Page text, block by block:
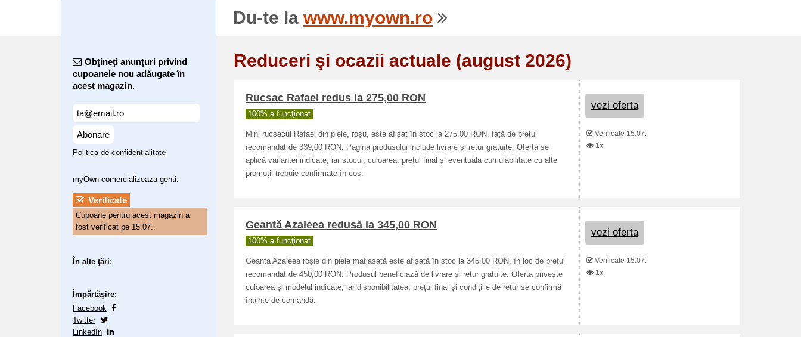
Du-te la www.myown.ro
Obţineţi anunţuri privind
cupoanele nou adăugate în
acest magazin.
Abonare
Politica de confidentialitate
myOwn comercializeaza genti.
Verificate
Cupoane pentru acest magazin a
fost verificat pe 15.07..
În alte ţări:
Împărtăşire:
Facebook
Twitter
LinkedIn
Reduceri şi ocazii actuale (august 2026)
Rucsac Rafael redus la 275,00 RON
100% a funcţionat
Mini rucsacul Rafael din piele, roșu, este afișat în stoc la 275,00 RON, față de prețul
recomandat de 339,00 RON. Pagina produsului include livrare și retur gratuite. Oferta se
aplică variantei indicate, iar stocul, culoarea, prețul final și eventuala cumulabilitate cu alte
promoții trebuie confirmate în coș.
vezi oferta
Verificate 15.07.
1x
Geantă Azaleea redusă la 345,00 RON
100% a funcţionat
Geanta Azaleea roșie din piele matlasată este afișată în stoc la 345,00 RON, în loc de prețul
recomandat de 450,00 RON. Produsul beneficiază de livrare și retur gratuite. Oferta privește
culoarea și modelul indicate, iar disponibilitatea, prețul final și condițiile de retur se confirmă
înainte de comandă.
vezi oferta
Verificate 15.07.
1x